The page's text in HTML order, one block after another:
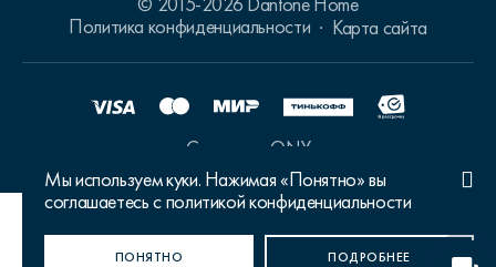
ДА, ВЕРНО НЕТ, ИЗМЕНИТЬ
Мы используем куки. Нажимая «Понятно» вы
соглашаетесь с политикой конфиденциальности
ПОНЯТНО ПОДРОБНЕЕ
Политика конфиденциальности
Карта сайта
Сделано в ONY